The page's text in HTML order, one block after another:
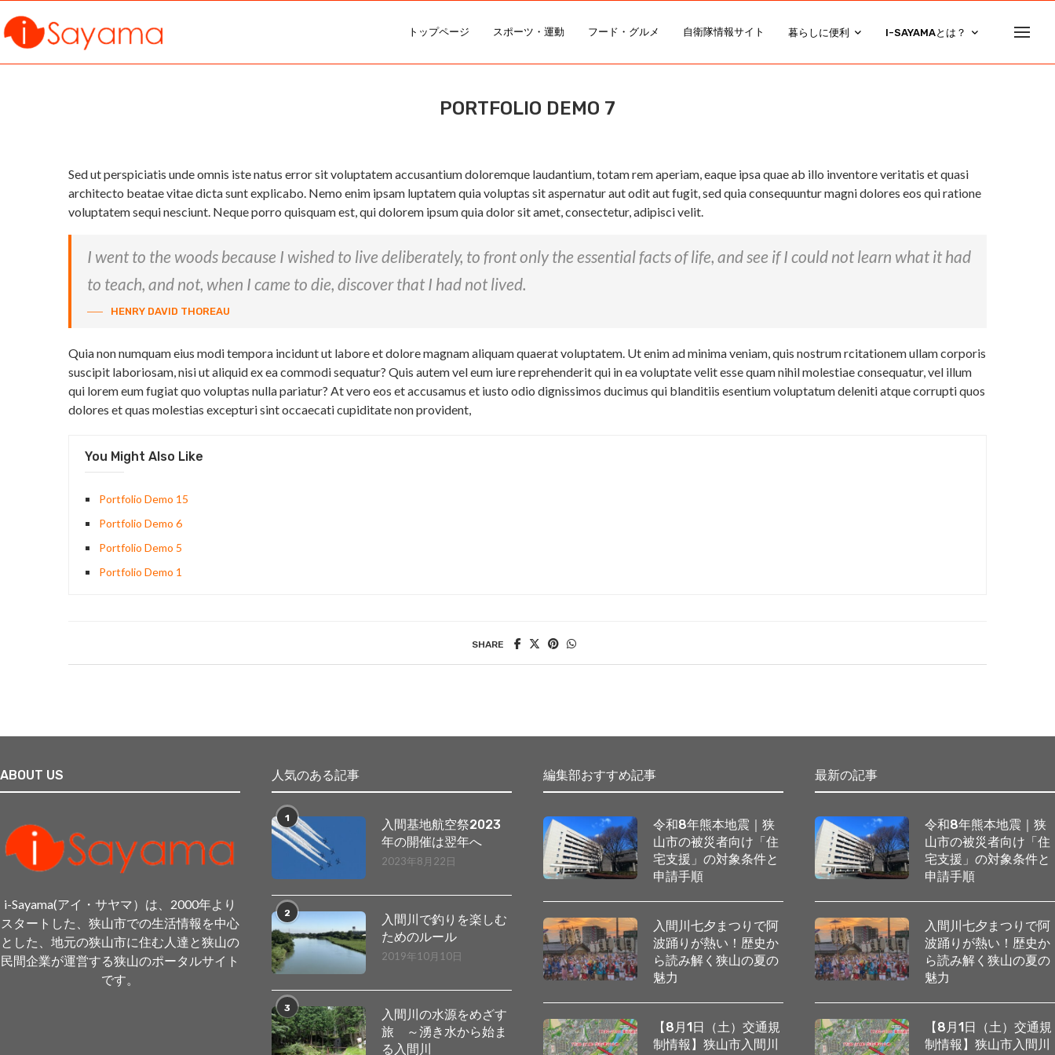
トップページ スポーツ・運動 フード・グルメ 自衛隊情報サイト 暮らしに便利 I-SAYAMAとは？
PORTFOLIO DEMO 7
Sed ut perspiciatis unde omnis iste natus error sit voluptatem accusantium doloremque laudantium, totam rem aperiam, eaque ipsa quae ab illo inventore veritatis et quasi
architecto beatae vitae dicta sunt explicabo. Nemo enim ipsam luptatem quia voluptas sit aspernatur aut odit aut fugit, sed quia consequuntur magni dolores eos qui ratione
voluptatem sequi nesciunt. Neque porro quisquam est, qui dolorem ipsum quia dolor sit amet, consectetur, adipisci velit.
I went to the woods because I wished to live deliberately, to front only the essential facts of life, and see if I could not learn what it had
to teach, and not, when I came to die, discover that I had not lived.
HENRY DAVID THOREAU
Quia non numquam eius modi tempora incidunt ut labore et dolore magnam aliquam quaerat voluptatem. Ut enim ad minima veniam, quis nostrum rcitationem ullam corporis
suscipit laboriosam, nisi ut aliquid ex ea commodi sequatur? Quis autem vel eum iure reprehenderit qui in ea voluptate velit esse quam nihil molestiae consequatur, vel illum
qui lorem eum fugiat quo voluptas nulla pariatur? At vero eos et accusamus et iusto odio dignissimos ducimus qui blanditiis esentium voluptatum deleniti atque corrupti quos
dolores et quas molestias excepturi sint occaecati cupiditate non provident,
You Might Also Like
Portfolio Demo 15
Portfolio Demo 6
Portfolio Demo 5
Portfolio Demo 1
SHARE
ABOUT US
i-Sayama(アイ・サヤマ）は、2000年より
スタートした、狭山市での生活情報を中心
とした、地元の狭山市に住む人達と狭山の
民間企業が運営する狭山のポータルサイト
です。
人気のある記事
1
入間基地航空祭2023
年の開催は翌年へ
2023年8月22日
2
入間川で釣りを楽しむ
ためのルール
2019年10月10日
3
入間川の水源をめざす
旅 ～湧き水から始ま
る入間川
編集部おすすめ記事
令和8年熊本地震｜狭
山市の被災者向け「住
宅支援」の対象条件と
申請手順
入間川七夕まつりで阿
波踊りが熱い！歴史か
ら読み解く狭山の夏の
魅力
【8月1日（土）交通規
制情報】狭山市入間川
最新の記事
令和8年熊本地震｜狭
山市の被災者向け「住
宅支援」の対象条件と
申請手順
入間川七夕まつりで阿
波踊りが熱い！歴史か
ら読み解く狭山の夏の
魅力
【8月1日（土）交通規
制情報】狭山市入間川